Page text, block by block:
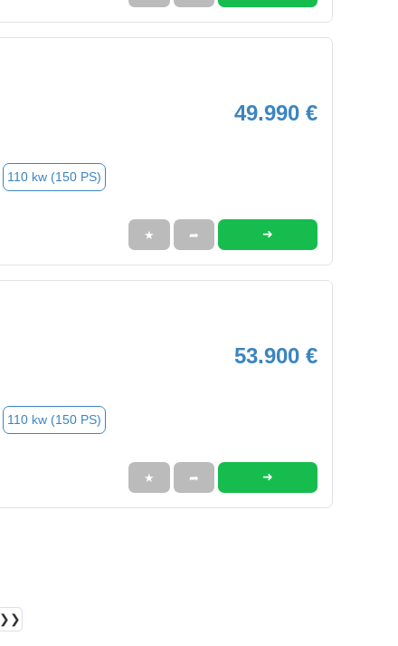
49.990 €
110 kw (150 PS)
★ ➦ ➜
53.900 €
110 kw (150 PS)
★ ➦ ➜
❯❯